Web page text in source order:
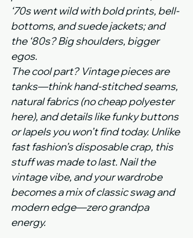
‘70s went wild with bold prints, bell-
bottoms, and suede jackets; and
the ‘80s? Big shoulders, bigger
egos.
The cool part? Vintage pieces are
tanks—think hand-stitched seams,
natural fabrics (no cheap polyester
here), and details like funky buttons
or lapels you won’t find today. Unlike
fast fashion’s disposable crap, this
stuff was made to last. Nail the
vintage vibe, and your wardrobe
becomes a mix of classic swag and
modern edge—zero grandpa
energy.